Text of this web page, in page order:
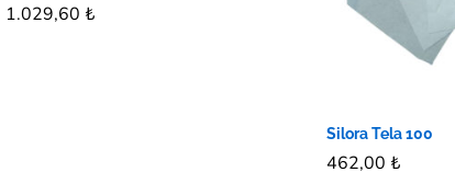
1.029,60 ₺
1.029,60 ₺
Silora Tela 100
462,00 ₺
462,00 ₺